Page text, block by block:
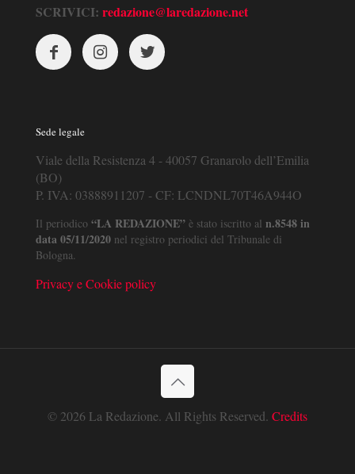
SCRIVICI: redazione@laredazione.net
Sede legale
Viale della Resistenza 4 - 40057 Granarolo dell’Emilia
(BO)
P. IVA: 03888911207 - CF: LCNDNL70T46A944O
Il periodico “LA REDAZIONE” è stato iscritto al n.8548 in
data 05/11/2020 nel registro periodici del Tribunale di
Bologna.
Privacy e Cookie policy
© 2026 La Redazione. All Rights Reserved. Credits